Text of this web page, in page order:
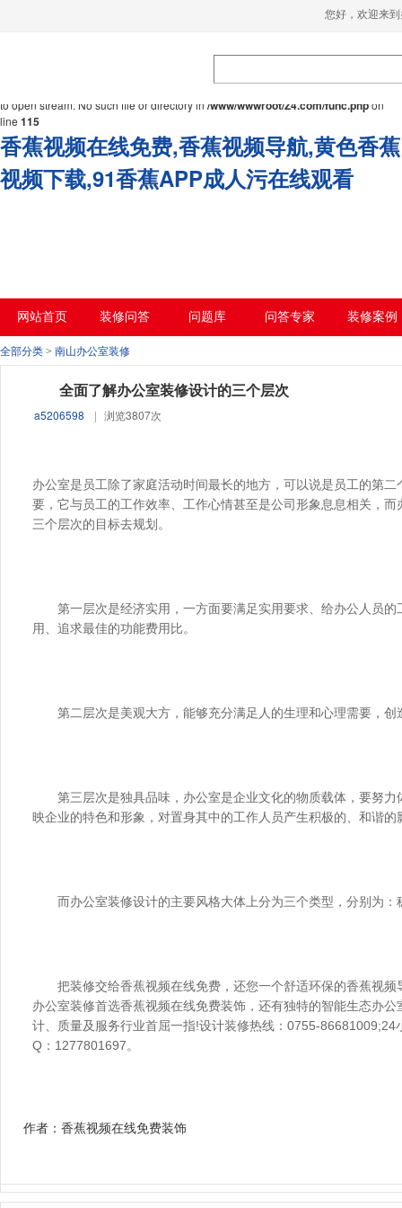
/www/wwwroot/Z4.com/func.phpon
file_put_contents(./cachefile_yuan/bjbkws.com/cache/66/314f2/03aed.html): failed
to open stream: No such file or directory in /www/wwwroot/Z4.com/func.phpon
line 115
香蕉视频在线免费,香蕉视频导航,黄色香蕉
视频下载,91香蕉APP成人污在线观看
您好，欢迎来
网站首页 装修问答 问题库 问答专家 装修案例
全部分类 > 南山办公室装修
全面了解办公室装修设计的三个层次
a5206598
| 浏览3807次
办公室是员工除了家庭活动时间最长的地方，可以说是员工的第
要，它与员工的工作效率、工作心情甚至是公司形象息息相关，
三个层次的目标去规划。
第一层次是经济实用，一方面要满足实用要求、给办公人员的
用、追求最佳的功能费用比。
第二层次是美观大方，能够充分满足人的生理和心理需要，创
第三层次是独具品味，办公室是企业文化的物质载体，要努力
映企业的特色和形象，对置身其中的工作人员产生积极的、和谐的
而办公室装修设计的主要风格大体上分为三个类型，分别为：
把装修交给香蕉视频在线免费，还您一个舒适环保的香蕉视频
办公室装修首选香蕉视频在线免费装饰，还有独特的智能生态办
计、质量及服务行业首屈一指!设计装修热线：0755-
Q：1277801697。
作者：香蕉视频在线免费装饰